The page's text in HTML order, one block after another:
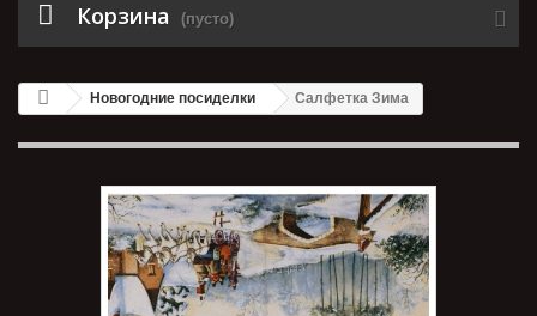
Корзина (пусто)
Новогодние посиделки Салфетка Зима